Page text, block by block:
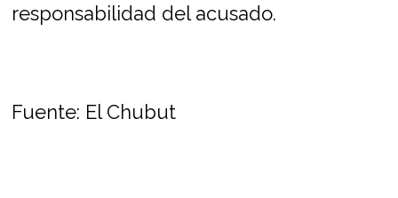
responsabilidad del acusado.
Fuente: El Chubut